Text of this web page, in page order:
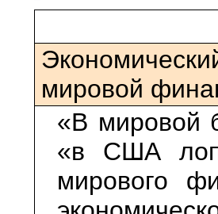
мировой
«В мировой
«в США
мирового